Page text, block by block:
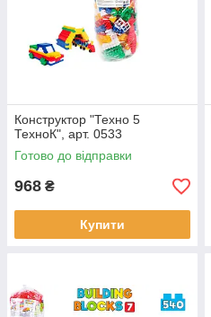
Конструктор "Техно 5
ТехноК", арт. 0533
Готово до відправки
968 ₴
Купити